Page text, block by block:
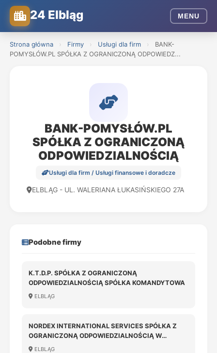
24 Elbląg MENU
Strona główna › Firmy › Usługi dla firm ›
BANK-
POMYSŁÓW.PL SPÓŁKA Z OGRANICZONĄ ODPOWIEDZ...
BANK-POMYSŁÓW.PL
SPÓŁKA Z OGRANICZONĄ
ODPOWIEDZIALNOŚCIĄ
Usługi dla firm / Usługi finansowe i doradcze
ELBLĄG - UL. WALERIANA ŁUKASIŃSKIEGO 27A
Podobne firmy
K.T.D.P. SPÓŁKA Z OGRANICZONĄ
ODPOWIEDZIALNOŚCIĄ SPÓŁKA KOMANDYTOWA
ELBLĄG
NORDEX INTERNATIONAL SERVICES SPÓŁKA Z
OGRANICZONĄ ODPOWIEDZIALNOŚCIĄ W
LIKWIDACJI
ELBLĄG